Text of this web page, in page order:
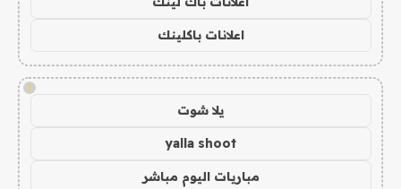
اعلانات باكلينك
!
يلا شوت
yalla shoot
مباريات اليوم مباشر